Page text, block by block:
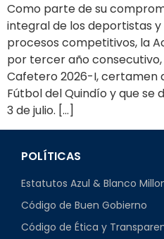
Como parte de su
integral de los deportistas
procesos competitivos, la
por tercer año consecutivo,
Cafetero 2026-I, certamen
Fútbol del Quindío y que se
3 de julio. […]
POLÍTICAS
Estatutos Azul & Blanco
Código de Buen Gobierno
Código de Ética y